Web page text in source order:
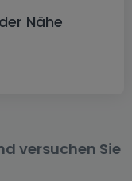
Nähe
versuchen Sie